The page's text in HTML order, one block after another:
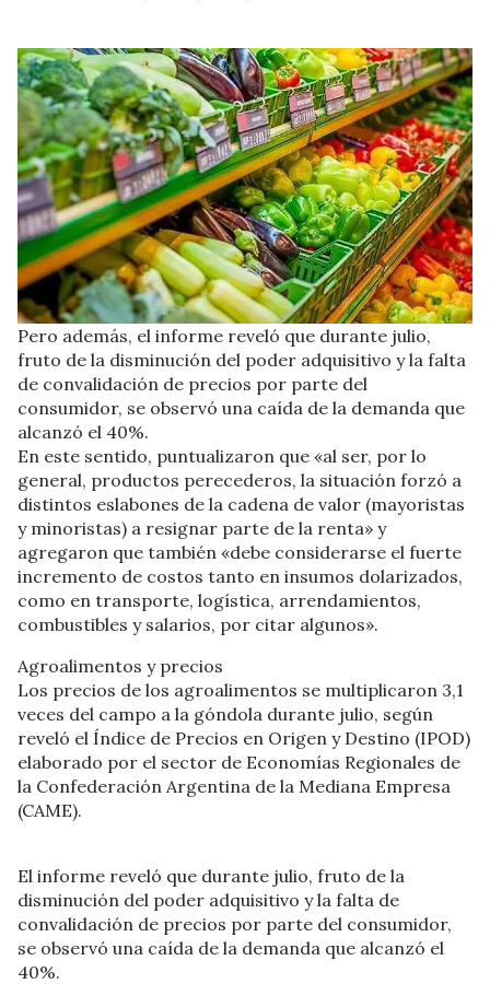
Pero además, el informe reveló que durante julio,
fruto de la disminución del poder adquisitivo y la falta
de convalidación de precios por parte del
consumidor, se observó una caída de la demanda que
alcanzó el 40%.
En este sentido, puntualizaron que «al ser, por lo
general, productos perecederos, la situación forzó a
distintos eslabones de la cadena de valor (mayoristas
y minoristas) a resignar parte de la renta» y
agregaron que también «debe considerarse el fuerte
incremento de costos tanto en insumos dolarizados,
como en transporte, logística, arrendamientos,
combustibles y salarios, por citar algunos».
Agroalimentos y precios
Los precios de los agroalimentos se multiplicaron 3,1
veces del campo a la góndola durante julio, según
reveló el Índice de Precios en Origen y Destino (IPOD)
elaborado por el sector de Economías Regionales de
la Confederación Argentina de la Mediana Empresa
(CAME).
El informe reveló que durante julio, fruto de la
disminución del poder adquisitivo y la falta de
convalidación de precios por parte del consumidor,
se observó una caída de la demanda que alcanzó el
40%.